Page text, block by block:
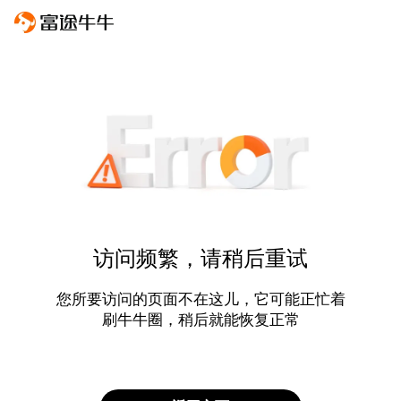
访问频繁，请稍后重试
您所要访问的页面不在这儿，它可能正忙着
刷牛牛圈，稍后就能恢复正常